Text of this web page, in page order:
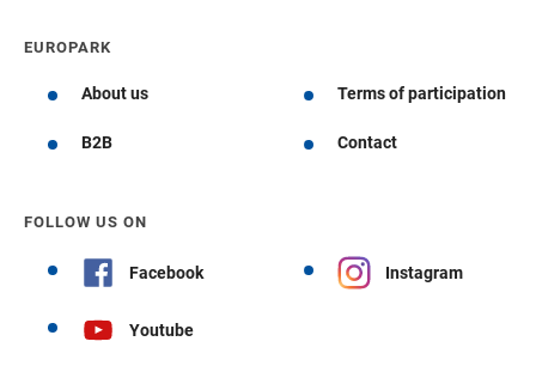
EUROPARK
About us Terms of participation
B2B Contact
FOLLOW US ON
Facebook Instagram
Youtube